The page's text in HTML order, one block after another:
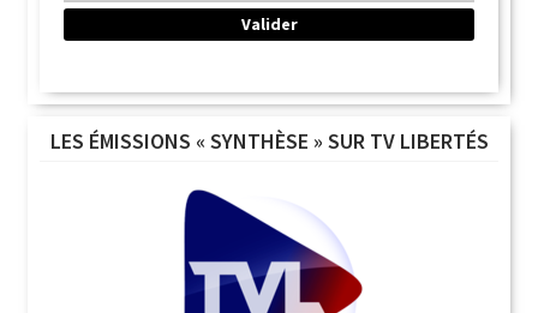
LES ÉMISSIONS « SYNTHÈSE » SUR TV LIBERTÉS